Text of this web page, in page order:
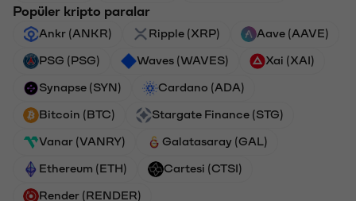
Popüler kripto paralar
Ankr (ANKR) Ripple (XRP) Aave (AAVE)
PSG (PSG) Waves (WAVES) Xai (XAI)
Synapse (SYN) Cardano (ADA)
Bitcoin (BTC) Stargate Finance (STG)
Vanar (VANRY) Galatasaray (GAL)
Ethereum (ETH) Cartesi (CTSI)
Render (RENDER)